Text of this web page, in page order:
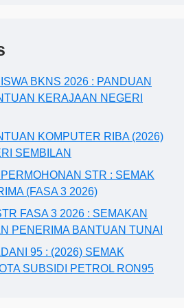
BKNS 2026 : PANDUAN
KERAJAAN NEGERI
KOMPUTER RIBA (2026)
SEMBILAN
STR : SEMAK
(FASA 3 2026)
FASA 3 2026 : SEMAKAN
PENERIMA BANTUAN TUNAI
95 : (2026) SEMAK
SUBSIDI PETROL RON95